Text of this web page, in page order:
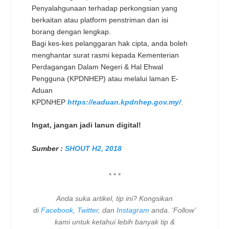
Penyalahgunaan terhadap perkongsian yang
berkaitan atau platform penstriman dan isi
borang dengan lengkap.
Bagi kes-kes pelanggaran hak cipta, anda boleh
menghantar surat rasmi kepada Kementerian
Perdagangan Dalam Negeri & Hal Ehwal
Pengguna (KPDNHEP) atau melalui laman E-
Aduan
KPDNHEPhttps://eaduan.kpdnhep.gov.my/.
Ingat, jangan jadi lanun digital!
Sumber :SHOUT H2, 2018
* * *
Anda suka artikel, tip ini? Kongsikan
diFacebook, Twitter, dan Instagram anda. ‘Follow’
kami untuk ketahui lebih banyak tip &